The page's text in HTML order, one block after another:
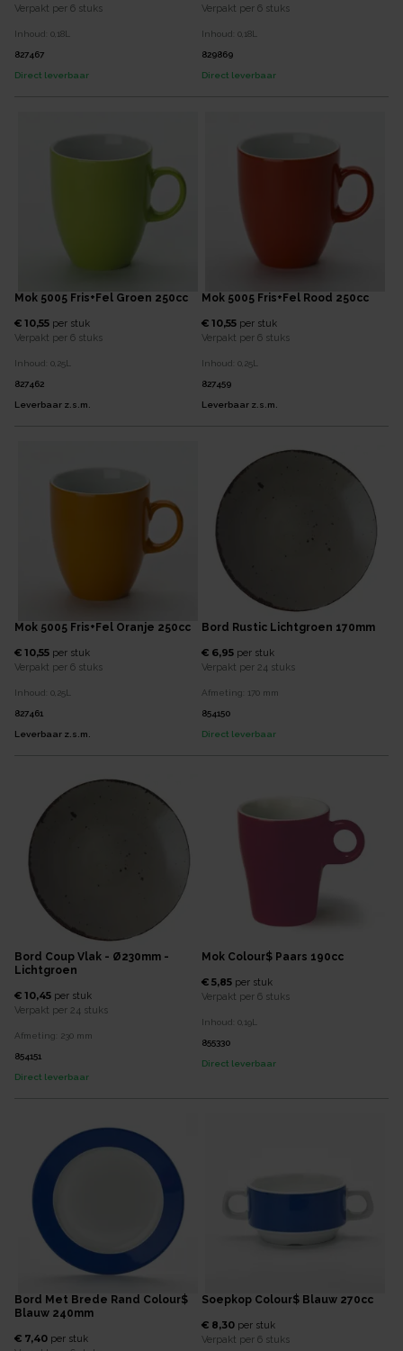
Verpakt per 6 stuks
Inhoud: 0,18L
827467
Direct leverbaar
Verpakt per 6 stuks
Inhoud: 0,18L
829869
Direct leverbaar
Mok 5005 Fris+Fel Groen 250cc
€ 10,55 per stuk
Verpakt per 6 stuks
Inhoud: 0,25L
827462
Leverbaar z.s.m.
Mok 5005 Fris+Fel Rood 250cc
€ 10,55 per stuk
Verpakt per 6 stuks
Inhoud: 0,25L
827459
Leverbaar z.s.m.
Mok 5005 Fris+Fel Oranje 250cc
€ 10,55 per stuk
Verpakt per 6 stuks
Inhoud: 0,25L
827461
Leverbaar z.s.m.
Bord Rustic Lichtgroen 170mm
€ 6,95 per stuk
Verpakt per 24 stuks
Afmeting: 170 mm
854150
Direct leverbaar
Bord Coup Vlak - Ø230mm -
Lichtgroen
€ 10,45 per stuk
Verpakt per 24 stuks
Afmeting: 230 mm
854151
Direct leverbaar
Mok Colour$ Paars 190cc
€ 5,85 per stuk
Verpakt per 6 stuks
Inhoud: 0,19L
855330
Direct leverbaar
Bord Met Brede Rand Colour$
Blauw 240mm
€ 7,40 per stuk
Soepkop Colour$ Blauw 270cc
€ 8,30 per stuk
Verpakt per 6 stuks